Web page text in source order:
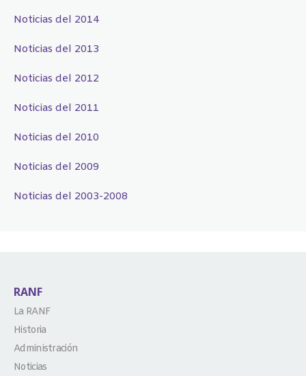
Noticias del 2014
Noticias del 2013
Noticias del 2012
Noticias del 2011
Noticias del 2010
Noticias del 2009
Noticias del 2003-2008
RANF
La RANF
Historia
Administración
Noticias